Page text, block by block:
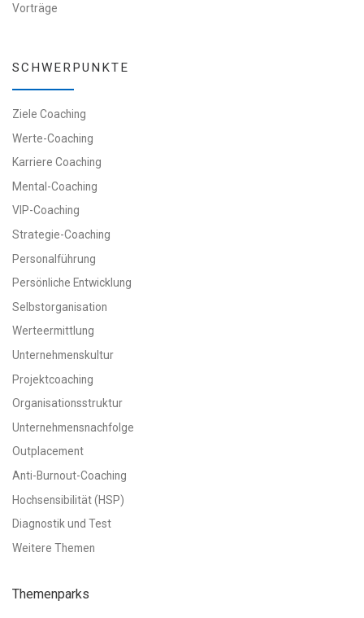
Vorträge
SCHWERPUNKTE
Ziele Coaching
Werte-Coaching
Karriere Coaching
Mental-Coaching
VIP-Coaching
Strategie-Coaching
Personalführung
Persönliche Entwicklung
Selbstorganisation
Werteermittlung
Unternehmenskultur
Projektcoaching
Organisationsstruktur
Unternehmensnachfolge
Outplacement
Anti-Burnout-Coaching
Hochsensibilität (HSP)
Diagnostik und Test
Weitere Themen
Themenparks